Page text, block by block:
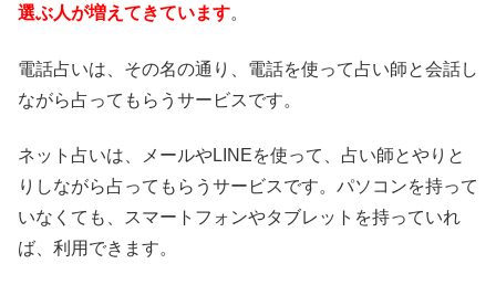
選ぶ人が増えてきています。
電話占いは、その名の通り、電話を使って占い師と会話し
ながら占ってもらうサービスです。
ネット占いは、メールやLINEを使って、占い師とやりと
りしながら占ってもらうサービスです。パソコンを持って
いなくても、スマートフォンやタブレットを持っていれ
ば、利用できます。